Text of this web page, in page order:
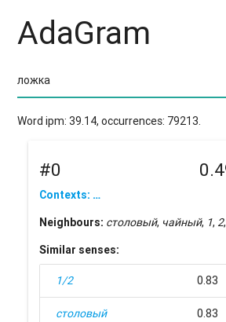
AdaGram
Word ipm: 39.14, occurrences: 79213.
#0
Contexts: …
Neighbours: столовый, чайный, 1, 2,
Similar senses:
1/2 0.83
столовый 0.83